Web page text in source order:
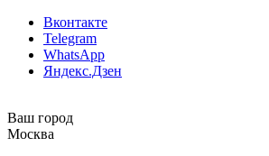
Вконтакте
Telegram
WhatsApp
Яндекс.Дзен
Ваш город
Москва